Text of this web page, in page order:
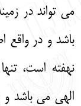
می‌ تواند در
باشد و در
نهفته است،
الهی می‌ باشد